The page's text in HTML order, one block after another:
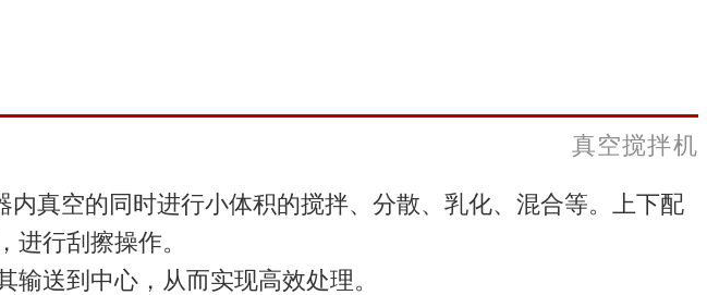
真空搅拌机
真空的同时进行小体积的搅拌、分散、乳化、混合等。
上下配
行刮擦操作。
送到中心，从而实现高效处理。